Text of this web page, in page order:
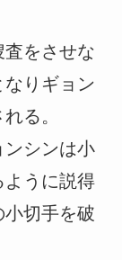
査をさせな
りギョン
る。
ンシンは小
ように説得
小切手を破